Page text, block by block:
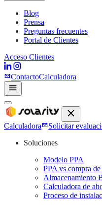
Blog
Prensa
Preguntas frecuentes
Portal de Clientes
Acceso Clientes
ContactoCalculadora
Calculadora
Solicitar
Soluciones
Modelo PPA
PPA vs compra de
Almacenamiento
Calculadora de
Proceso de